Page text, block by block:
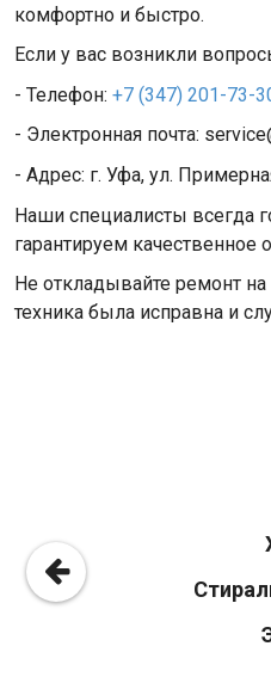
комфортно и быстро.
Если у вас возникли
- Телефон: +7 (347) 201-73-
- Электронная почта:
- Адрес: г. Уфа, ул.
Наши специалисты всегда
гарантируем качественное
Не откладывайте ремонт
техника была исправна и